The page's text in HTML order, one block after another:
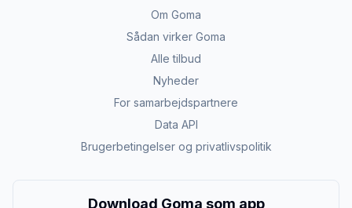
Om Goma
Sådan virker Goma
Alle tilbud
Nyheder
For samarbejdspartnere
Data API
Brugerbetingelser og privatlivspolitik
Download Goma som app